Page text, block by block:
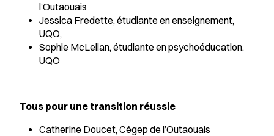
l’Outaouais
Jessica Fredette, étudiante en enseignement,
UQO,
Sophie McLellan, étudiante en psychoéducation,
UQO
Tous pour une transition réussie
Catherine Doucet, Cégep de l’Outaouais